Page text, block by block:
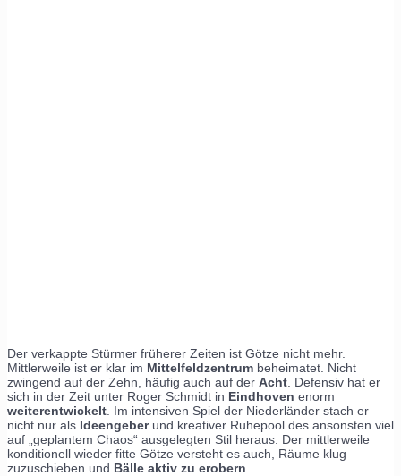
Der verkappte Stürmer früherer Zeiten ist Götze nicht mehr.
Mittlerweile ist er klar im Mittelfeldzentrum beheimatet. Nicht
zwingend auf der Zehn, häufig auch auf der Acht . Defensiv hat er
sich in der Zeit unter Roger Schmidt in Eindhoven enorm
weiterentwickelt . Im intensiven Spiel der Niederländer stach er
nicht nur als Ideengeberund kreativer Ruhepool des ansonsten viel
auf „geplantem Chaos“ ausgelegten Stil heraus. Der mittlerweile
konditionell wieder fitte Götze versteht es auch, Räume klug
zuzuschieben und Bälle aktiv zu erobern